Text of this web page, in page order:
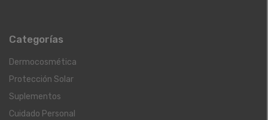
Categorías
Dermocosmética
Protección Solar
Suplementos
Cuidado Personal